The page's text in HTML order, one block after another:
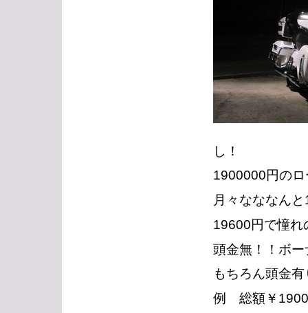
し！
1900000円の
月々なななん
19600円で憧れ
頭金無！！ボ
もちろん頭金
例 総額￥